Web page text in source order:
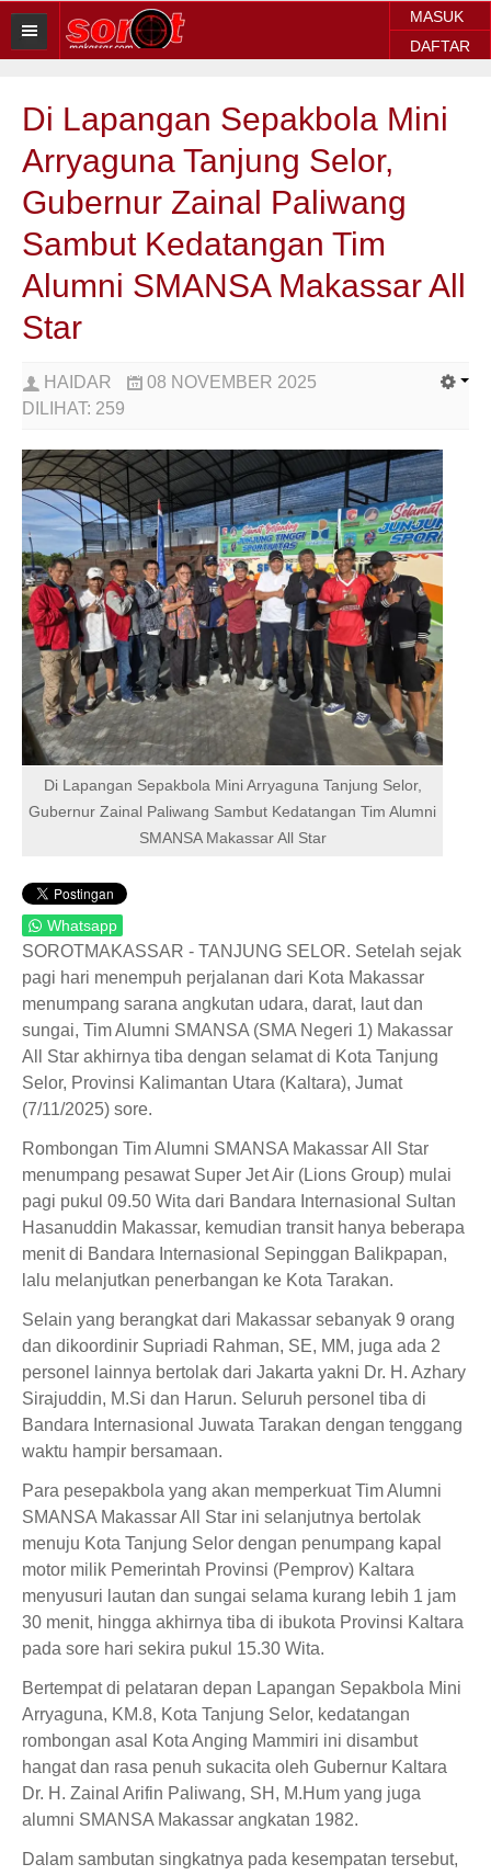
MASUK
DAFTAR
BERITA SOROT
Sorot Makassar
Sorot Sulsel
Sorot Regional
EKONOMI
HUKUM & KRIMINAL
TNI & POLRI
CONTACT US
Di Lapangan Sepakbola Mini
Arryaguna Tanjung Selor,
Gubernur Zainal Paliwang
Sambut Kedatangan Tim
Alumni SMANSA Makassar All
Star
HAIDAR
08 NOVEMBER 2025
DILIHAT: 259
Di Lapangan Sepakbola Mini Arryaguna Tanjung Selor,
Gubernur Zainal Paliwang Sambut Kedatangan Tim Alumni
SMANSA Makassar All Star
Whatsapp
SOROTMAKASSAR - TANJUNG SELOR. Setelah sejak
pagi hari menempuh perjalanan dari Kota Makassar
menumpang sarana angkutan udara, darat, laut dan
sungai, Tim Alumni SMANSA (SMA Negeri 1) Makassar
All Star akhirnya tiba dengan selamat di Kota Tanjung
Selor, Provinsi Kalimantan Utara (Kaltara), Jumat
(7/11/2025) sore.
Rombongan Tim Alumni SMANSA Makassar All Star
menumpang pesawat Super Jet Air (Lions Group) mulai
pagi pukul 09.50 Wita dari Bandara Internasional Sultan
Hasanuddin Makassar, kemudian transit hanya beberapa
menit di Bandara Internasional Sepinggan Balikpapan,
lalu melanjutkan penerbangan ke Kota Tarakan.
Selain yang berangkat dari Makassar sebanyak 9 orang
dan dikoordinir Supriadi Rahman, SE, MM, juga ada 2
personel lainnya bertolak dari Jakarta yakni Dr. H. Azhary
Sirajuddin, M.Si dan Harun. Seluruh personel tiba di
Bandara Internasional Juwata Tarakan dengan tenggang
waktu hampir bersamaan.
Para pesepakbola yang akan memperkuat Tim Alumni
SMANSA Makassar All Star ini selanjutnya bertolak
menuju Kota Tanjung Selor dengan penumpang kapal
motor milik Pemerintah Provinsi (Pemprov) Kaltara
menyusuri lautan dan sungai selama kurang lebih 1 jam
30 menit, hingga akhirnya tiba di ibukota Provinsi Kaltara
pada sore hari sekira pukul 15.30 Wita.
Bertempat di pelataran depan Lapangan Sepakbola Mini
Arryaguna, KM.8, Kota Tanjung Selor, kedatangan
rombongan asal Kota Anging Mammiri ini disambut
hangat dan rasa penuh sukacita oleh Gubernur Kaltara
Dr. H. Zainal Arifin Paliwang, SH, M.Hum yang juga
alumni SMANSA Makassar angkatan 1982.
Dalam sambutan singkatnya pada kesempatan tersebut,